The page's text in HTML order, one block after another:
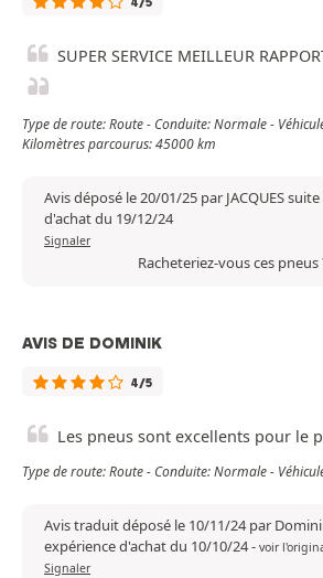
SUPER SERVICE MEILLEUR
Type de route: Route - Conduite: Normale -
Kilomètres parcourus: 45000 km
Avis déposé le 20/01/25 par JACQUES
d'achat du 19/12/24
Signaler
Racheteriez-vous ces pneus
AVIS DE DOMINIK
4/5
Les pneus sont excellents pour le
Type de route: Route - Conduite: Normale -
Avis traduit déposé le 10/11/24 par
expérience d'achat du 10/10/24- voir
Signaler